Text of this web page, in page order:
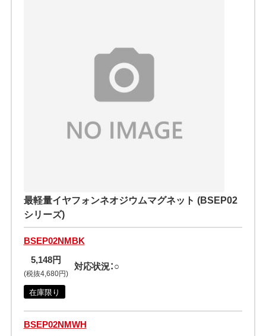
最軽量イヤフォンネオジウムマグネット (BSEP02
シリーズ)
BSEP02NMBK
5,148円
(税抜4,680円)
対応状況：○
在庫限り
BSEP02NMWH